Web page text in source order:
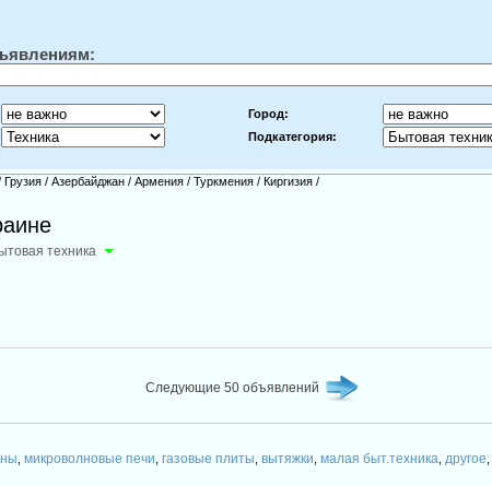
Город:
Подкатегория:
Грузия / Азербайджан / Армения / Туркмения / Киргизия /
техника
Следующие 50 объявлений
,микроволновые печи ,газовые плиты ,вытяжки ,малая быт.техника другое